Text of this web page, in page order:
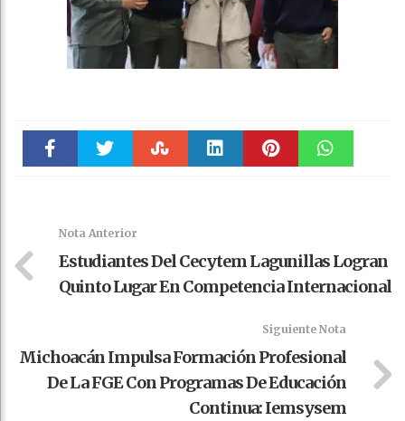
Nota Anterior
Estudiantes Del Cecytem Lagunillas Logran
Quinto Lugar En Competencia Internacional
Siguiente Nota
Michoacán Impulsa Formación Profesional
De La FGE Con Programas De Educación
Continua: Iemsysem